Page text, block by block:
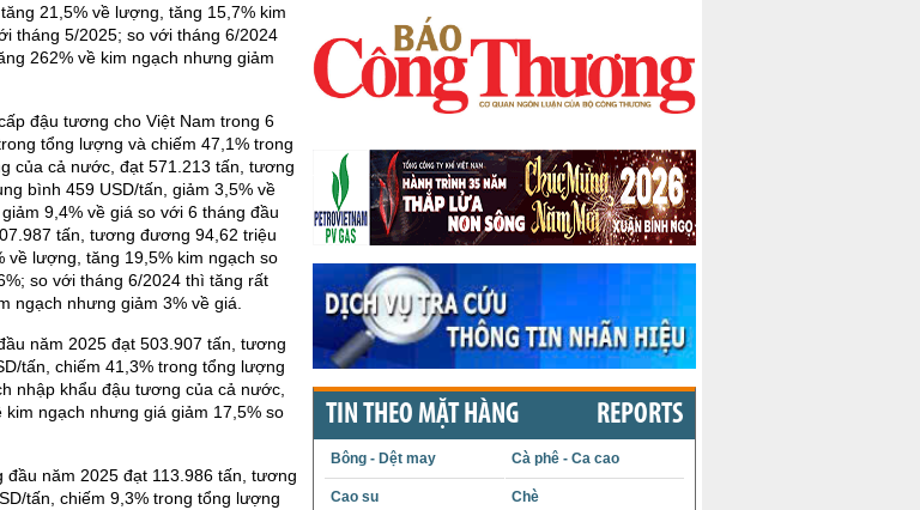
21,5% về lượng, tăng 15,7% kim
tháng 5/2025; so với tháng 6/2024
262% về kim ngạch nhưng giảm
đậu tương cho Việt Nam trong 6
tổng lượng và chiếm 47,1% trong
của cả nước, đạt 571.213 tấn, tương
bình 459 USD/tấn, giảm 3,5% về
9,4% về giá so với 6 tháng đầu
tấn, tương đương 94,62 triệu
về lượng, tăng 19,5% kim ngạch so
so với tháng 6/2024 thì tăng rất
ngạch nhưng giảm 3% về giá.
năm 2025 đạt 503.907 tấn, tương
tấn, chiếm 41,3% trong tổng lượng
nhập khẩu đậu tương của cả nước,
ngạch nhưng giá giảm 17,5% so
năm 2025 đạt 113.986 tấn, tương
tấn, chiếm 9,3% trong tổng lượng
TIN THEO MẶT HÀNG REPORTS
Bông - Dệt may Cà phê - Ca cao
Cao su Chè